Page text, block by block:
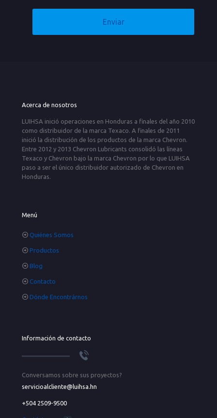
Acerca de nosotros
LUIHSA inició operaciones en Honduras a finales del año 2010
como distribuidor de la marca Texaco. A finales de 2011
inició la distribución de los productos de la marca Chevron.
Entre 2012 y 2013 Chevron Lubricants consolidó las líneas
Texaco y Chevron bajo la marca Chevron por lo que LUIHSA
paso a ser el único distribuidor autorizado de Chevron en
Honduras.
Menú
Quiénes Somos
Productos
Blog
Contacto
Dónde Encontrárnos
Información de contacto
Conversamos sobre sus proyectos?
servicioalcliente@luihsa.hn
+504 2509-9500